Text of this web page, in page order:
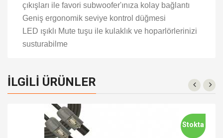
çıkışları ile favori subwoofer'ınıza kolay bağlantı
Geniş ergonomik seviye kontrol düğmesi
LED ışıklı Mute tuşu ile kulaklık ve hoparlörlerinizi
susturabilme
İLGILI ÜRÜNLER
Stokta